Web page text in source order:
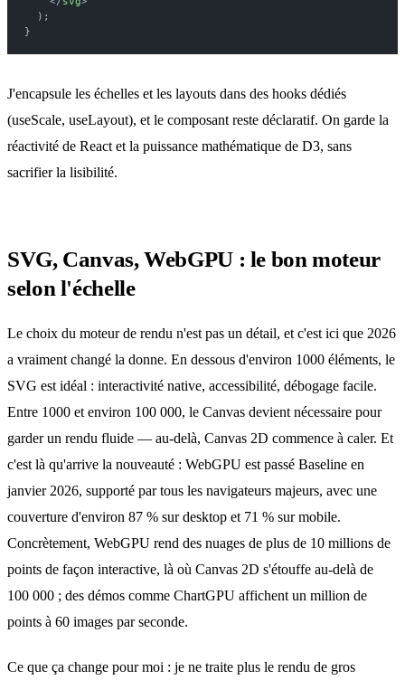
  );
}
J'encapsule les échelles et les layouts dans des hooks dédiés
(useScale, useLayout), et le composant reste déclaratif. On garde la
réactivité de React et la puissance mathématique de D3, sans
sacrifier la lisibilité.
SVG, Canvas, WebGPU : le bon moteur
selon l'échelle
Le choix du moteur de rendu n'est pas un détail, et c'est ici que 2026
a vraiment changé la donne. En dessous d'environ 1000 éléments, le
SVG est idéal : interactivité native, accessibilité, débogage facile.
Entre 1000 et environ 100 000, le Canvas devient nécessaire pour
garder un rendu fluide — au-delà, Canvas 2D commence à caler. Et
c'est là qu'arrive la nouveauté : WebGPU est passé Baseline en
janvier 2026, supporté par tous les navigateurs majeurs, avec une
couverture d'environ 87 % sur desktop et 71 % sur mobile.
Concrètement, WebGPU rend des nuages de plus de 10 millions de
points de façon interactive, là où Canvas 2D s'étouffe au-delà de
100 000 ; des démos comme ChartGPU affichent un million de
points à 60 images par seconde.
Ce que ça change pour moi : je ne traite plus le rendu de gros